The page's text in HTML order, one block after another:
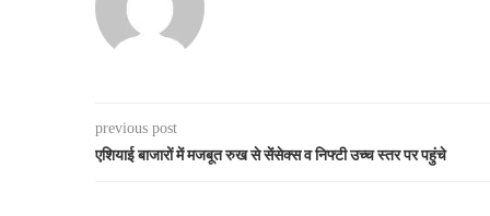
previous post
एशियाई बाजारों में मजबूत रुख से सेंसेक्स व निफ्टी उच्च स्तर पर पहुंचे